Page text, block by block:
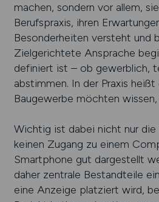
machen, sondern vor allem,
Berufspraxis, ihren
Besonderheiten versteht und
Zielgerichtete Ansprache
definiert ist – ob gewerblich,
abstimmen. In der Praxis
Baugewerbe möchten
Wichtig ist dabei nicht nur
keinen Zugang zu einem
Smartphone gut dargestellt
daher zentrale Bestandteile
eine Anzeige platziert wird,